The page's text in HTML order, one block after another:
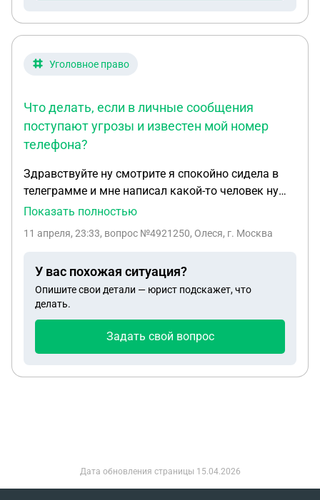
Уголовное право
Что делать, если в личные сообщения
поступают угрозы и известен мой номер
телефона?
Здравствуйте ну смотрите я спокойно сидела в
телеграмме и мне написал какой-то человек ну
как обычно привет я ответила ну тоже привет и
угрозами по типу Либо ты выполняешь мои
был мой номер телефона
Показать полностью
11 апреля, 23:33, вопрос №4921250, Олеся, г. Москва
У вас похожая ситуация?
Опишите свои детали — юрист подскажет, что
делать.
Задать свой вопрос
Дата обновления страницы 15.04.2026